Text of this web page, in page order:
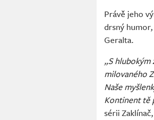
Právě jeho
drsný
Geralta.
„S
milovaného
Naše
Kontinent tě
sérii